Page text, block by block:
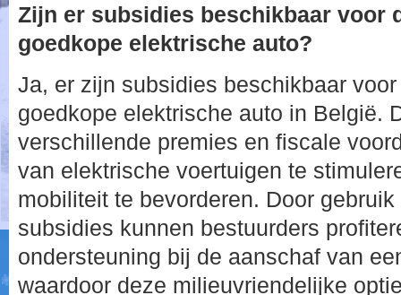
Zijn er subsidies beschikbaar voor
goedkope elektrische auto?
Ja, er zijn subsidies beschikbaar
goedkope elektrische auto in België.
verschillende premies en fiscale
van elektrische voertuigen te
mobiliteit te bevorderen. Door
subsidies kunnen bestuurders
ondersteuning bij de aanschaf van
waardoor deze milieuvriendelijke